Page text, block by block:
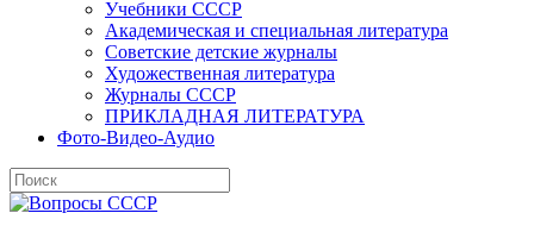
Учебники СССР
Академическая и специальная литература
Советские детские журналы
Художественная литература
Журналы СССР
ПРИКЛАДНАЯ ЛИТЕРАТУРА
Фото-Видео-Аудио